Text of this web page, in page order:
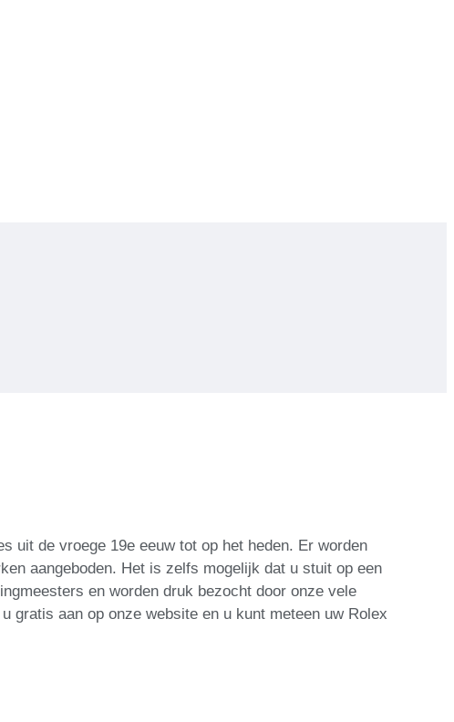
uit de vroege 19e eeuw tot op het heden. Er worden
aangeboden. Het is zelfs mogelijk dat u stuit op een
en worden druk bezocht door onze vele
gratis aan op onze website en u kunt meteen uw Rolex